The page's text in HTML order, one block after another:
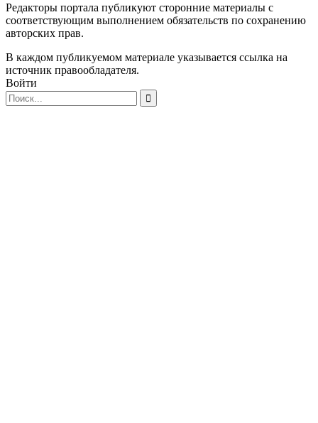
Редакторы портала публикуют сторонние материалы с
соответствующим выполнением обязательств по сохранению
авторских прав.
В каждом публикуемом материале указывается ссылка на
источник правообладателя.
Войти